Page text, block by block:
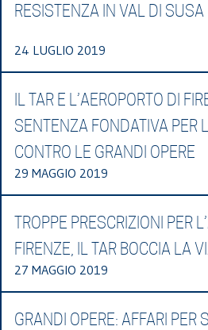
RESISTENZA IN VAL DI SUSA
24 LUGLIO 2019
IL TAR E L’AEROPORTO DI
SENTENZA FONDATIVA PER
CONTRO LE GRANDI OPERE
29 MAGGIO 2019
TROPPE PRESCRIZIONI PER
FIRENZE, IL TAR BOCCIA LA
27 MAGGIO 2019
GRANDI OPERE: AFFARI PER